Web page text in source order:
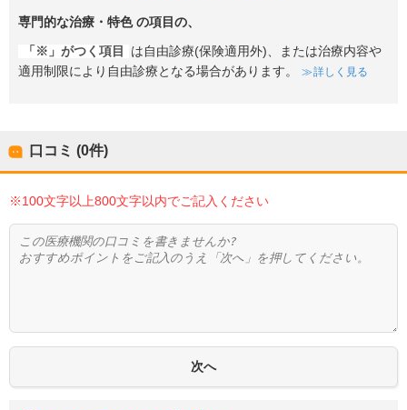
専門的な治療・特色の項目の、
「※」がつく項目
は自由診療(保険適用外)、または治療内容や
適用制限により自由診療となる場合があります。
詳しく見る
口コミ (0件)
※100文字以上800文字以内でご記入ください